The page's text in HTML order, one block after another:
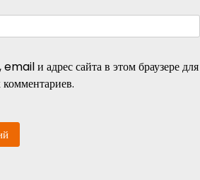
и адрес сайта в этом браузере для